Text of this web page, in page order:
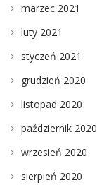
marzec 2021
luty 2021
styczeń 2021
grudzień 2020
listopad 2020
październik 2020
wrzesień 2020
sierpień 2020